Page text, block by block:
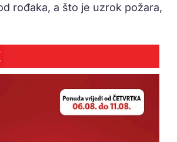
rođaka, a što je uzrok požara,